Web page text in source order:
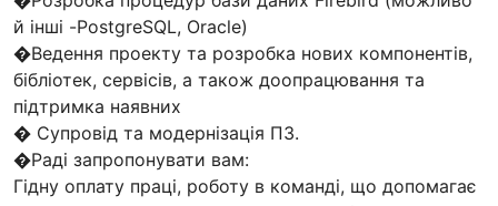
й інші -PostgreSQL, Oracle)
�Ведення проекту та розробка нових компонентів,
бібліотек, сервісів, а також доопрацювання та
підтримка наявних
� Супровід та модернізація ПЗ.
�Раді запропонувати вам:
Гідну оплату праці, роботу в команді, що допомагає